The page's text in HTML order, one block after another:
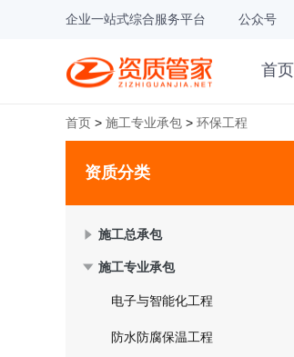
企业一站式综合服务平台 公众号
首页
首页 > 施工专业承包 > 环保工程
资质分类
施工总承包
施工专业承包
电子与智能化工程
防水防腐保温工程